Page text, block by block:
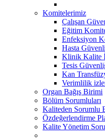
Komitelerimiz
Çalışan
Eğitim
Enfeksiyon
Hasta
Klinik Kalite
Tesis
Kan
Verimlilik
Organ Bağış Birimi
Bölüm Sorumluları
Kaliteden Sorumlu
Özdeğerlendirme
Kalite Yönetim